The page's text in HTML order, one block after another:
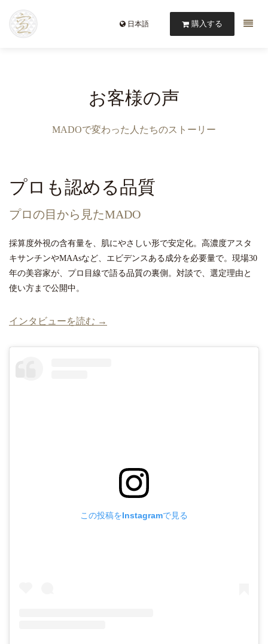
日本語 購入する
お客様の声
MADOで変わった人たちのストーリー
プロも認める品質
プロの目から見たMADO
採算度外視の含有量を、肌にやさしい形で安定化。高濃度アスタ
キサンチンやMAAsなど、エビデンスある成分を必要量で。現場30
年の美容家が、プロ目線で語る品質の裏側。対談で、選定理由と
使い方まで公開中。
インタビューを読む →
この投稿をInstagramで見る